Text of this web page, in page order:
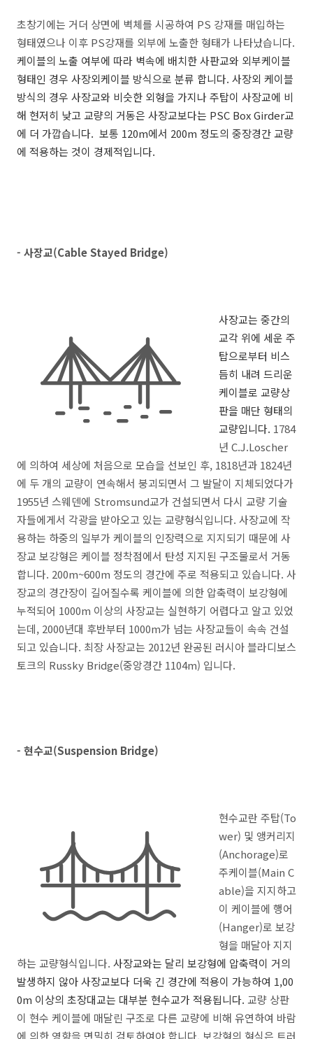
초창기에는 거더 상면에 벽체를 시공하여 PS 강재를 매입하는
형태였으나 이후 PS강재를 외부에 노출한 형태가 나타났습니다.
케이블의 노출 여부에 따라 벽속에 배치한 사판교와 외부케이블
형태인 경우 사장외케이블 방식으로 분류 합니다. 사장외 케이블
방식의 경우 사장교와 비슷한 외형을 가지나 주탑이 사장교에 비
해 현저히 낮고 교량의 거동은 사장교보다는 PSC Box Girder교
에 더 가깝습니다. 보통 120m에서 200m 정도의 중장경간 교량
에 적용하는 것이 경제적입니다.
- 사장교(Cable Stayed Bridge)
사장교는 중간의
교각 위에 세운 주
탑으로부터 비스
듬히 내려 드리운
케이블로 교량상
판을 매단 형태의
교량입니다. 1784
년 C.J.Loscher
에 의하여 세상에 처음으로 모습을 선보인 후, 1818년과 1824년
에 두 개의 교량이 연속해서 붕괴되면서 그 발달이 지체되었다가
1955년 스웨덴에 Stromsund교가 건설되면서 다시 교량 기술
자들에게서 각광을 받아오고 있는 교량형식입니다. 사장교에 작
용하는 하중의 일부가 케이블의 인장력으로 지지되기 때문에 사
장교 보강형은 케이블 정착점에서 탄성 지지된 구조물로서 거동
합니다. 200m~600m 정도의 경간에 주로 적용되고 있습니다. 사
장교의 경간장이 길어질수록 케이블에 의한 압축력이 보강형에
누적되어 1000m 이상의 사장교는 실현하기 어렵다고 알고 있었
는데, 2000년대 후반부터 1000m가 넘는 사장교들이 속속 건설
되고 있습니다. 최장 사장교는 2012년 완공된 러시아 블라디보스
토크의 Russky Bridge(중앙경간 1104m) 입니다.
- 현수교(Suspension Bridge)
현수교란 주탑(To
wer) 및 앵커리지
(Anchorage)로
주케이블(Main C
able)을 지지하고
이 케이블에 행어
(Hanger)로 보강
형을 매달아 지지
하는 교량형식입니다. 사장교와는 달리 보강형에 압축력이 거의
발생하지 않아 사장교보다 더욱 긴 경간에 적용이 가능하여 1,00
0m 이상의 초장대교는 대부분 현수교가 적용됩니다. 교량 상판
이 현수 케이블에 매달린 구조로 다른 교량에 비해 유연하여 바람
에 의한 영향을 면밀히 검토하여야 합니다. 보강형의 형식은 트러